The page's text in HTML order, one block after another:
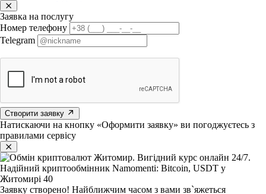
Заявка на послугу
Номер телефону
Telegram
Створити заявку
Натискаючи на кнопку «Оформити заявку» ви погоджуєтесь з
правилами сервісу
Заявку створено! Найближчим часом з вами зв`яжеться